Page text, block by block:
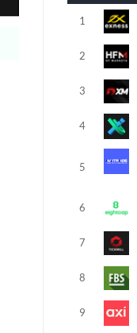
1
2
3
4
5
6
7
8
9